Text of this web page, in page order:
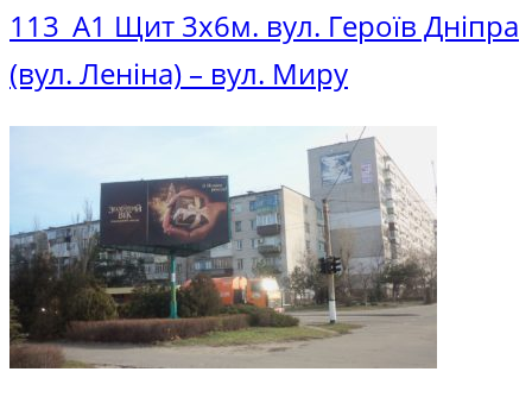
113_A1 Щит 3х6м. вул. Героїв Дніпра
(вул. Леніна) – вул. Миру